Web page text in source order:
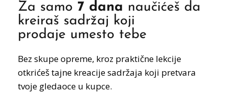
Za samo 7 dana naučićeš da
kreiraš sadržaj koji
prodaje umesto tebe
Bez skupe opreme, kroz praktične lekcije
otkrićeš tajne kreacije sadržaja koji pretvara
tvoje gledaoce u kupce.